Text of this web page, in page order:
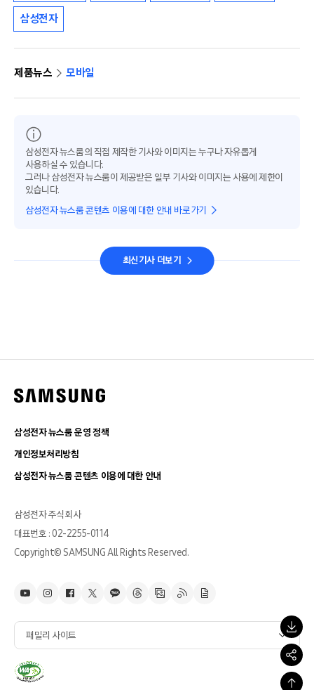
삼성전자
제품뉴스 모바일
삼성전자 뉴스룸의 직접 제작한 기사와 이미지는 누구나 자유롭게
사용하실 수 있습니다.
그러나 삼성전자 뉴스룸이 제공받은 일부 기사와 이미지는 사용에 제한이
있습니다.
삼성전자 뉴스룸 콘텐츠 이용에 대한 안내 바로가기
최신기사 더보기
삼성전자 뉴스룸 운영 정책
개인정보처리방침
삼성전자 뉴스룸 콘텐츠 이용에 대한 안내
삼성전자 주식회사
대표번호 : 02-2255-0114
Copyright© SAMSUNG All Rights Reserved.
패밀리 사이트